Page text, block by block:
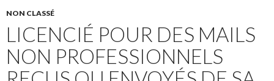
NON CLASSÉ
LICENCIÉ POUR DES MAILS
NON PROFESSIONNELS